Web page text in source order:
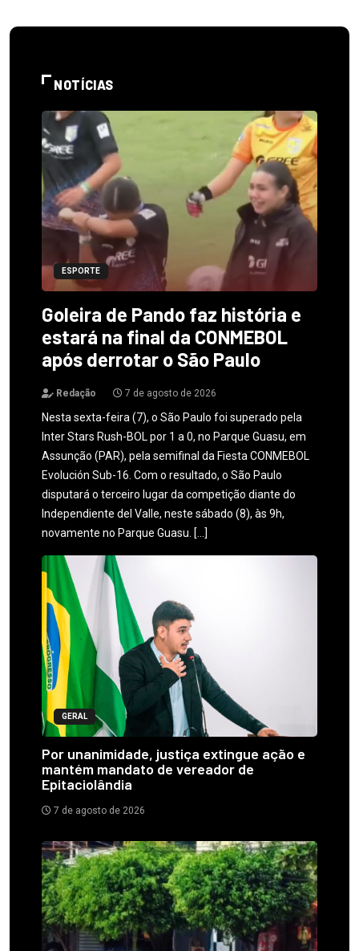
NOTÍCIAS
ESPORTE
Goleira de Pando faz história e
estará na final da CONMEBOL
após derrotar o São Paulo
Redação 7 de agosto de 2026
Nesta sexta-feira (7), o São Paulo foi superado pela
Inter Stars Rush-BOL por 1 a 0, no Parque Guasu, em
Assunção (PAR), pela semifinal da Fiesta CONMEBOL
Evolución Sub-16. Com o resultado, o São Paulo
disputará o terceiro lugar da competição diante do
Independiente del Valle, neste sábado (8), às 9h,
novamente no Parque Guasu. […]
GERAL
Por unanimidade, justiça extingue ação e
mantém mandato de vereador de
Epitaciolândia
7 de agosto de 2026